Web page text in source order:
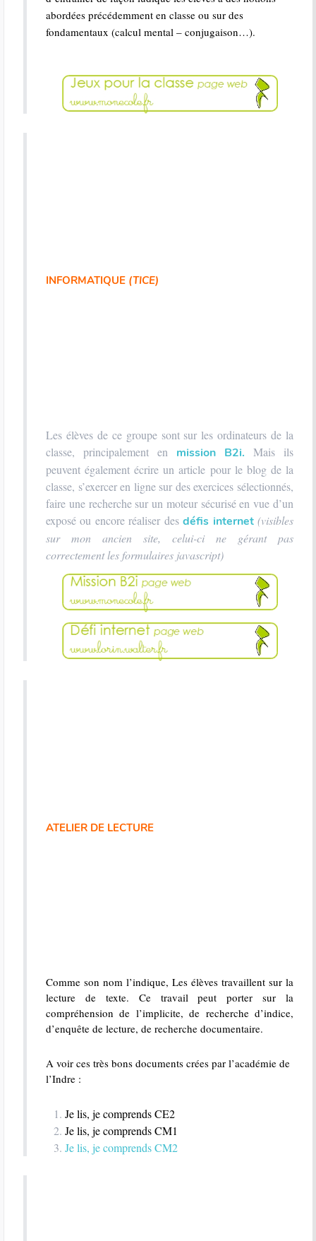
abordées précédemment en classe ou sur des
fondamentaux (calcul mental – conjugaison…).
INFORMATIQUE (TICE)
Les élèves de ce groupe sont sur les ordinateurs de la
classe, principalement en mission B2i.
Mais ils
peuvent également écrire un article pour le blog de la
classe, s’exercer en ligne sur des exercices sélectionnés,
faire une recherche sur un moteur sécurisé en vue d’un
exposé ou encore réaliser desdéfis internet (visibles
sur mon ancien site, celui-ci ne gérant pas
correctement les formulaires javascript)
ATELIER DE LECTURE
Comme son nom l’indique, Les élèves travaillent sur la
lecture de texte. Ce travail peut porter sur la
compréhension de l’implicite, de recherche d’indice,
d’enquête de lecture, de recherche documentaire.
A voir ces très bons documents crées par l’académie de
l’Indre :
Je lis, je comprends CE2
Je lis, je comprends CM1
Je lis, je comprends CM2